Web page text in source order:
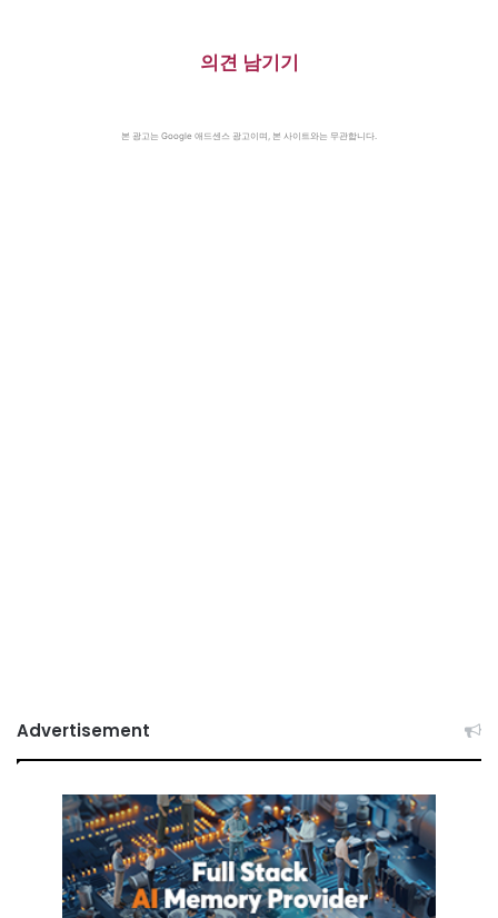
의견 남기기
본 광고는 Google 애드센스 광고이며, 본 사이트와는 무관합니다.
Advertisement